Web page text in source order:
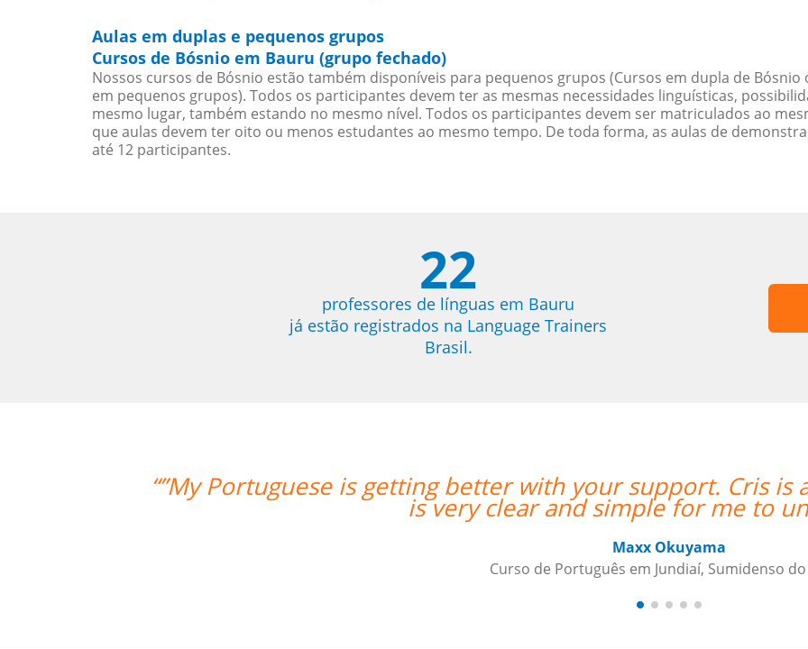
Aulas em duplas e pequenos grupos
Cursos de Bósnio em Bauru (grupo fechado)
Nossos cursos de Bósnio estão também disponíveis para pequenos grupos (Cursos em dupla de
em pequenos grupos). Todos os participantes devem ter as mesmas necessidades linguísticas,
mesmo lugar, também estando no mesmo nível. Todos os participantes devem ser matriculados ao
que aulas devem ter oito ou menos estudantes ao mesmo tempo. De toda forma, as aulas de
até 12 participantes.
22
professores de línguas em Bauru
já estão registrados na Language Trainers
Brasil.
better with your support. Cris is a great teacher for me; his teaching
very clear and simple for me to understand.””